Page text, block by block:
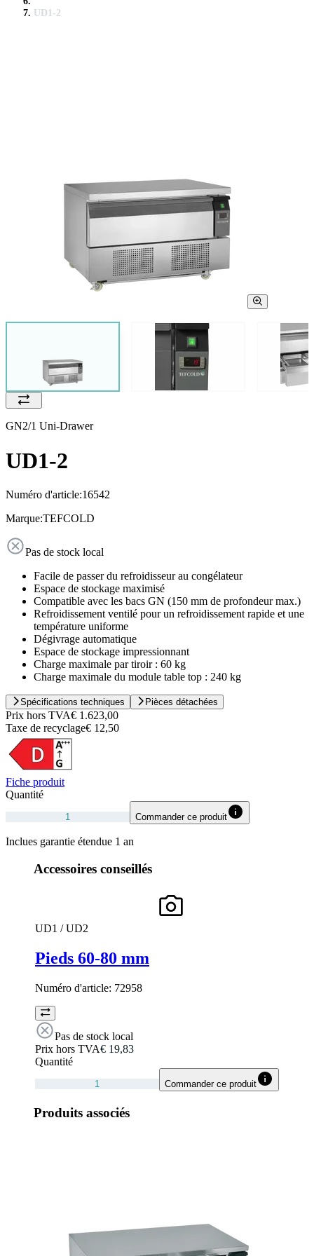
UD1-2
GN2/1 Uni-Drawer
UD1-2
Numéro d'article:16542
Marque:TEFCOLD
Pas de stock local
Facile de passer du refroidisseur au congélateur
Espace de stockage maximisé
Compatible avec les bacs GN (150 mm de profondeur max.)
Refroidissement ventilé pour un refroidissement rapide et une
température uniforme
Dégivrage automatique
Espace de stockage impressionnant
Charge maximale par tiroir : 60 kg
Charge maximale du module table top : 240 kg
Spécifications techniques Pièces détachées
Prix hors TVA€ 1.623,00
Taxe de recyclage€ 12,50
Fiche produit
Quantité
Commander ce produit
Inclues garantie étendue 1 an
Accessoires conseillés
UD1 / UD2
Pieds 60-80 mm
Numéro d'article: 72958
Pas de stock local
Prix hors TVA€ 19,83
Quantité
Commander ce produit
Produits associés